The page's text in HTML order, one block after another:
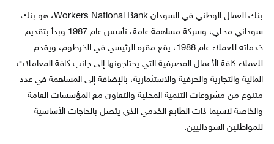
بنك العمال الوطني في السودان Workers National Bank، هو بنك
سوداني محلي، وشركة مساهمة عامة، تأسس عام 1987 وبدأ بتقديم
خدماته للعملاء عام 1988، يقع مقره الرئيسي في الخرطوم، ويقدم
للعملاء كافة الأعمال المصرفية التي يحتاجونها إلى جانب كافة المعاملات
المالية والتجارية والحرفية والاستثمارية، بالإضافة إلى المساهمة في عدد
متنوع من مشروعات التنمية المحلية والتعاون مع المؤسسات العامة
والخاصة لاسيما ذات الطابع الخدمي الذي يتصل بالحاجات الأساسية
للمواطنين السودانيين.